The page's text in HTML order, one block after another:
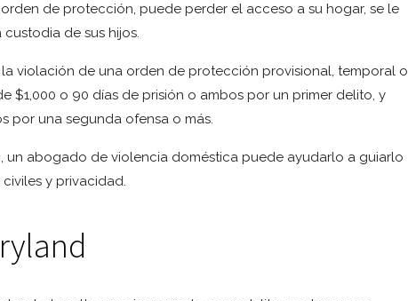
de protección, puede perder el acceso a su hogar, se le
de sus hijos.
violación de una orden de protección provisional, temporal o
$1,000 o 90 días de prisión o ambos por un primer delito, y
por una segunda ofensa o más.
abogado de violencia doméstica puede ayudarlo a guiarlo
y privacidad.